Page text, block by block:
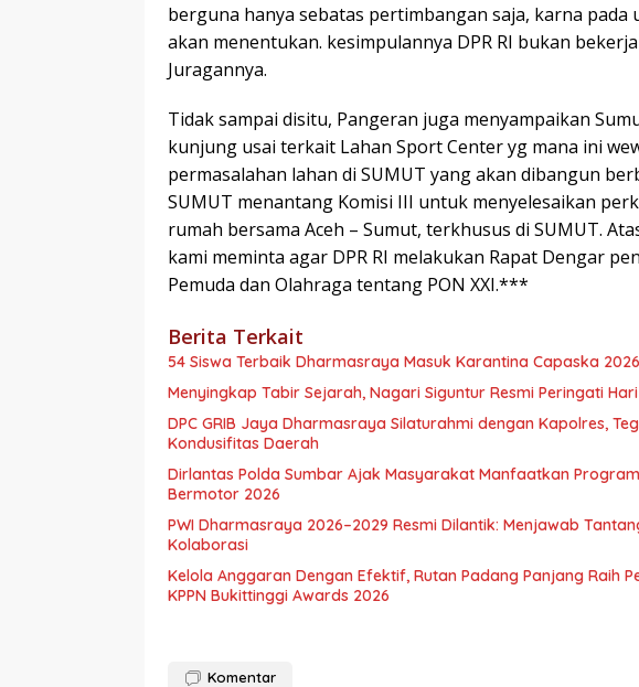
berguna hanya sebatas pertimbangan saja, karna
akan menentukan. kesimpulannya DPR RI bukan
Juragannya.
Tidak sampai disitu, Pangeran juga menyampaikan
kunjung usai terkait Lahan Sport Center yg mana ini
permasalahan lahan di SUMUT yang akan dibangun
SUMUT menantang Komisi III untuk menyelesaikan
rumah bersama Aceh – Sumut, terkhusus di SUMUT.
kami meminta agar DPR RI melakukan Rapat Dengar
Pemuda dan Olahraga tentang PON XXI.***
Berita Terkait
54 Siswa Terbaik Dharmasraya Masuk Karantina Capaska
Menyingkap Tabir Sejarah, Nagari Siguntur Resmi Peringati
DPC GRIB Jaya Dharmasraya Silaturahmi dengan Kapolres,
Kondusifitas Daerah
Dirlantas Polda Sumbar Ajak Masyarakat Manfaatkan
Bermotor 2026
PWI Dharmasraya 2026–2029 Resmi Dilantik: Menjawab
Kolaborasi
Kelola Anggaran Dengan Efektif, Rutan Padang Panjang Raih
KPPN Bukittinggi Awards 2026
Komentar